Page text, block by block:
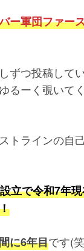
サ
ー軍団ファー
ずつ投稿して
るーく覗いて
トラインの自
立で令和7年
に6年目です(